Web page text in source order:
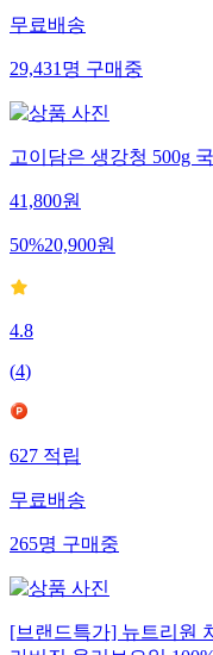
무료배송
29,431명구매중
고이담은 생강청 500g
41,800원
50%20,900원
4.8
(4)
627적립
무료배송
265명구매중
[브랜드특가] 뉴트리원